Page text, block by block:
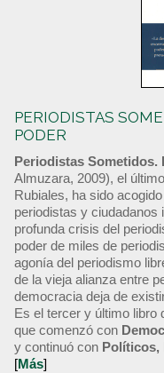
PERIODISTAS
PODER
Periodistas Sometidos.
Almuzara, 2009), el
Rubiales, ha sido
periodistas y ciudadanos
profunda crisis del
poder de miles de
agonía del periodismo
de la vieja alianza entre
democracia deja de
Es el tercer y último libro
que comenzó con
y continuó con Políticos,
[Más]